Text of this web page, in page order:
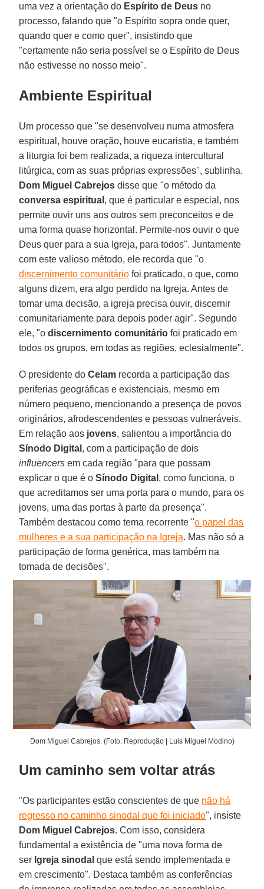
uma vez a orientação do Espírito de Deus no
processo, falando que "o Espírito sopra onde quer,
quando quer e como quer", insistindo que
"certamente não seria possível se o Espírito de Deus
não estivesse no nosso meio".
Ambiente Espiritual
Um processo que "se desenvolveu numa atmosfera
espiritual, houve oração, houve eucaristia, e também
a liturgia foi bem realizada, a riqueza intercultural
litúrgica, com as suas próprias expressões", sublinha.
Dom Miguel Cabrejos disse que "o método da
conversa espiritual , que é particular e especial, nos
permite ouvir uns aos outros sem preconceitos e de
uma forma quase horizontal. Permite-nos ouvir o que
Deus quer para a sua Igreja, para todos". Juntamente
com este valioso método, ele recorda que "o
discernimento comunitário foi praticado, o que, como
alguns dizem, era algo perdido na Igreja. Antes de
tomar uma decisão, a igreja precisa ouvir, discernir
comunitariamente para depois poder agir". Segundo
ele, "odiscernimento comunitário foi praticado em
todos os grupos, em todas as regiões, eclesialmente".
O presidente do Celam recorda a participação das
periferias geográficas e existenciais, mesmo em
número pequeno, mencionando a presença de povos
originários, afrodescendentes e pessoas vulneráveis.
Em relação aos jovens, salientou a importância do
Sínodo Digital , com a participação de dois
influencers em cada região "para que possam
explicar o que é oSínodo Digital , como funciona, o
que acreditamos ser uma porta para o mundo, para os
jovens, uma das portas à parte da presença".
Também destacou como tema recorrente "o papel das
mulheres e a sua participação na Igreja. Mas não só a
participação de forma genérica, mas também na
tomada de decisões".
Dom Miguel Cabrejos. (Foto: Reprodução | Luis Miguel Modino)
Um caminho sem voltar atrás
"Os participantes estão conscientes de que não há
regresso no caminho sinodal que foi iniciado", insiste
Dom Miguel Cabrejos. Com isso, considera
fundamental a existência de "uma nova forma de
ser Igreja sinodal que está sendo implementada e
em crescimento". Destaca também as conferências